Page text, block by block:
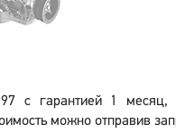
с гарантией 1 месяц,
можно отправив